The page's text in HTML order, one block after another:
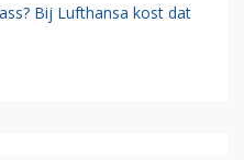
Bij Lufthansa kost dat